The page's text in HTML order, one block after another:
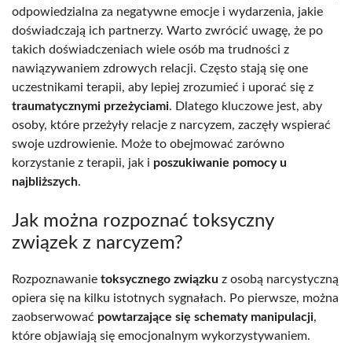
odpowiedzialna za negatywne emocje i wydarzenia, jakie
doświadczają ich partnerzy. Warto zwrócić uwagę, że po
takich doświadczeniach wiele osób ma trudności z
nawiązywaniem zdrowych relacji. Często stają się one
uczestnikami terapii, aby lepiej zrozumieć i uporać się z
traumatycznymi przeżyciami. Dlatego kluczowe jest, aby
osoby, które przeżyły relacje z narcyzem, zaczęły wspierać
swoje uzdrowienie. Może to obejmować zarówno
korzystanie z terapii, jak i poszukiwanie pomocy u
najbliższych.
Jak można rozpoznać toksyczny
związek z narcyzem?
Rozpoznawanie toksycznego związku z osobą narcystyczną
opiera się na kilku istotnych sygnałach. Po pierwsze, można
zaobserwować powtarzające się schematy manipulacji,
które objawiają się emocjonalnym wykorzystywaniem.